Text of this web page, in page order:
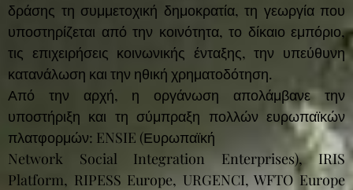
δράσης τη συμμετοχική δημοκρατία, τη γεωργία που
υποστηρίζεται από την κοινότητα, το δίκαιο εμπόριο,
τις επιχειρήσεις κοινωνικής ένταξης, την υπεύθυνη
κατανάλωση και την ηθική χρηματοδότηση.
Από την αρχή, η οργάνωση απολάμβανε την
υποστήριξη και τη σύμπραξη πολλών ευρωπαϊκών
πλατφορμών: ENSIE (Ευρωπαϊκή
Network Social Integration Enterprises), IRIS
Platform, RIPESS Europe, URGENCI, WFTO Europe